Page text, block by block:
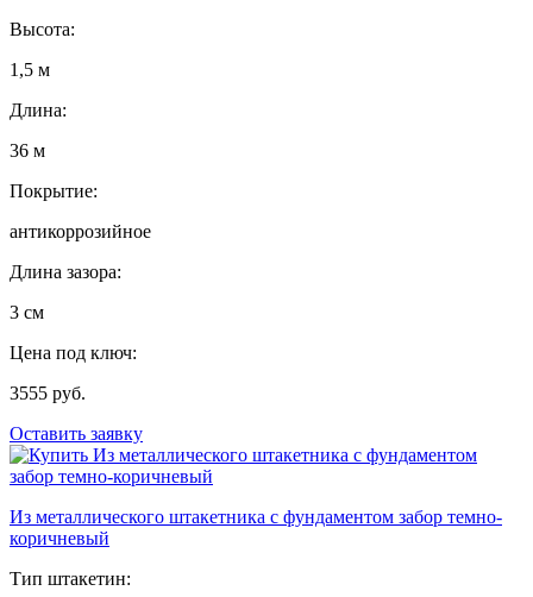
Высота:
1,5 м
Длина:
36 м
Покрытие:
антикоррозийное
Длина зазора:
3 см
Цена под ключ:
3555 руб.
Оставить заявку
Из металлического штакетника с фундаментом забор темно-
коричневый
Тип штакетин: